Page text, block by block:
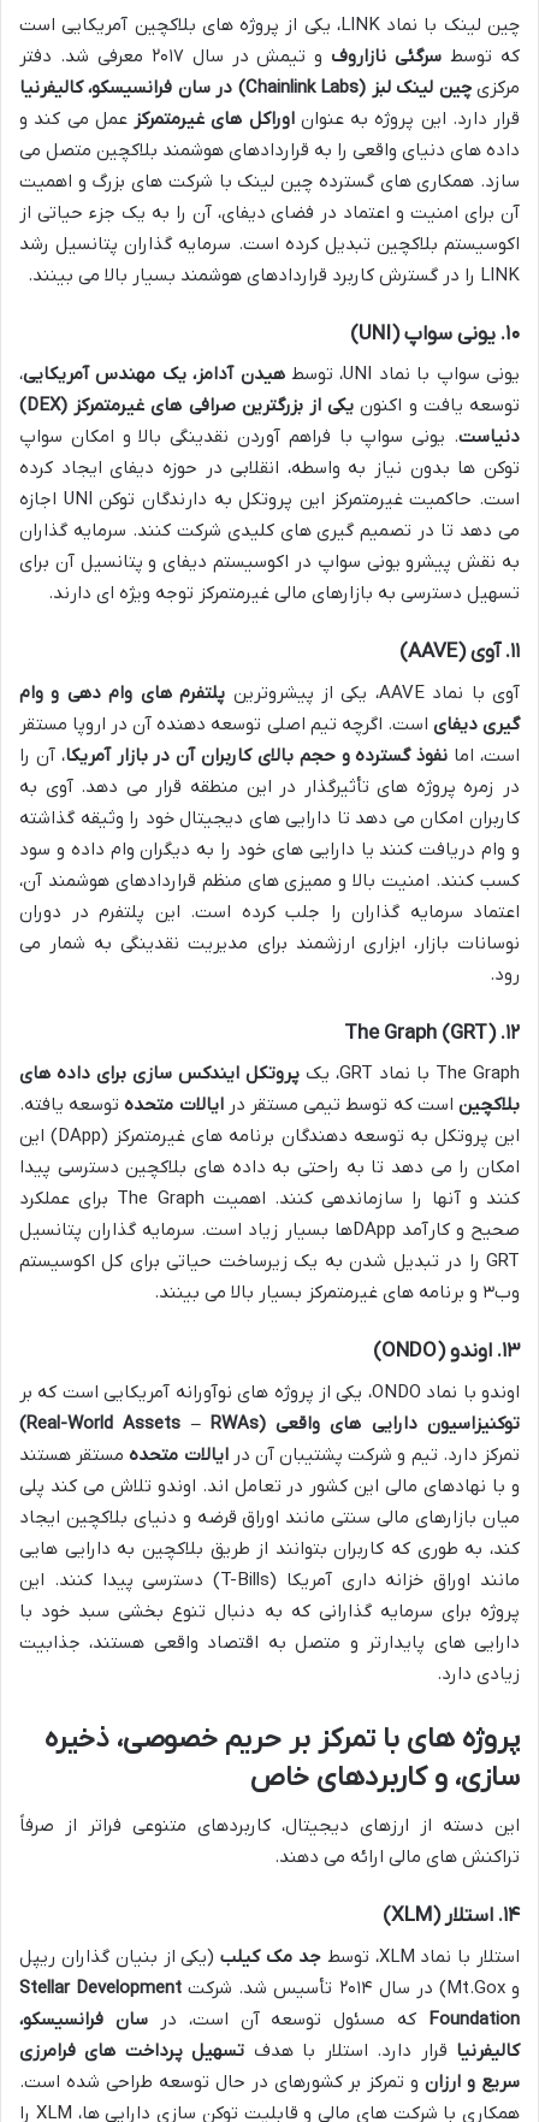
چین لینک با نماد LINK، یکی از پروژه های بلاکچین آمریکایی است
که توسط سرگئی نازاروف
و تیمش در سال ۲۰۱۷ معرفی شد. دفتر
مرکزیچین لینک لبز (Chainlink Labs) در سان فرانسیسکو، کالیفرنیا
قرار دارد. این پروژه به عنواناوراکل های غیرمتمرکز عمل می کند و
داده های دنیای واقعی را به قراردادهای هوشمند بلاکچین متصل می
سازد. همکاری های گسترده چین لینک با شرکت های بزرگ و اهمیت
آن برای امنیت و اعتماد در فضای دیفای، آن را به یک جزء حیاتی از
اکوسیستم بلاکچین تبدیل کرده است. سرمایه گذاران پتانسیل رشد
LINK را در گسترش کاربرد قراردادهای هوشمند بسیار بالا می بینند.
۱۰. یونی سواپ (UNI)
یونی سواپ با نماد UNI، توسط هیدن آدامز، یک مهندس آمریکایی،
توسعه یافت و اکنون
یکی از بزرگترین صرافی های غیرمتمرکز (DEX)
دنیاست. یونی سواپ با فراهم آوردن نقدینگی بالا و امکان سواپ
توکن ها بدون نیاز به واسطه، انقلابی در حوزه دیفای ایجاد کرده
است. حاکمیت غیرمتمرکز این پروتکل به دارندگان توکن UNI اجازه
می دهد تا در تصمیم گیری های کلیدی شرکت کنند. سرمایه گذاران
به نقش پیشرو یونی سواپ در اکوسیستم دیفای و پتانسیل آن برای
تسهیل دسترسی به بازارهای مالی غیرمتمرکز توجه ویژه ای دارند.
۱۱. آوی (AAVE)
آوی با نماد AAVE، یکی از پیشروترین
پلتفرم های وام دهی و وام
گیری دیفای است. اگرچه تیم اصلی توسعه دهنده آن در اروپا مستقر
است، اما نفوذ گسترده و حجم بالای کاربران آن در بازار آمریکا، آن را
در زمره پروژه های تأثیرگذار در این منطقه قرار می دهد. آوی به
کاربران امکان می دهد تا دارایی های دیجیتال خود را وثیقه گذاشته
و وام دریافت کنند یا دارایی های خود را به دیگران وام داده و سود
کسب کنند. امنیت بالا و ممیزی های منظم قراردادهای هوشمند آن،
اعتماد سرمایه گذاران را جلب کرده است. این پلتفرم در دوران
نوسانات بازار، ابزاری ارزشمند برای مدیریت نقدینگی به شمار می
رود.
۱۲. The Graph (GRT)
The Graph با نماد GRT، یک
پروتکل ایندکس سازی برای داده های
بلاکچیناست که توسط تیمی مستقر درایالات متحدهتوسعه یافته.
این پروتکل به توسعه دهندگان برنامه های غیرمتمرکز (DApp) این
امکان را می دهد تا به راحتی به داده های بلاکچین دسترسی پیدا
کنند و آنها را سازماندهی کنند. اهمیت The Graph برای عملکرد
صحیح و کارآمد DAppها بسیار زیاد است. سرمایه گذاران پتانسیل
GRT را در تبدیل شدن به یک زیرساخت حیاتی برای کل اکوسیستم
وب۳ و برنامه های غیرمتمرکز بسیار بالا می بینند.
۱۳. اوندو (ONDO)
اوندو با نماد ONDO، یکی از پروژه های نوآورانه آمریکایی است که بر
توکنیزاسیون دارایی های واقعی (Real-World Assets – RWAs)
تمرکز دارد. تیم و شرکت پشتیبان آن درایالات متحدهمستقر هستند
و با نهادهای مالی این کشور در تعامل اند. اوندو تلاش می کند پلی
میان بازارهای مالی سنتی مانند اوراق قرضه و دنیای بلاکچین ایجاد
کند، به طوری که کاربران بتوانند از طریق بلاکچین به دارایی هایی
مانند اوراق خزانه داری آمریکا (T-Bills) دسترسی پیدا کنند. این
پروژه برای سرمایه گذارانی که به دنبال تنوع بخشی سبد خود با
دارایی های پایدارتر و متصل به اقتصاد واقعی هستند، جذابیت
زیادی دارد.
پروژه های با تمرکز بر حریم خصوصی، ذخیره
سازی، و کاربردهای خاص
این دسته از ارزهای دیجیتال، کاربردهای متنوعی فراتر از صرفاً
تراکنش های مالی ارائه می دهند.
۱۴. استلار (XLM)
استلار با نماد XLM، توسط جد مک کیلب(یکی از بنیان گذاران ریپل
و Mt.Gox) در سال ۲۰۱۴ تأسیس شد. شرکت
Stellar Development
Foundation که مسئول توسعه آن است، درسان فرانسیسکو،
کالیفرنیا قرار دارد. استلار با هدف تسهیل پرداخت های فرامرزی
سریع و ارزانو تمرکز بر کشورهای در حال توسعه طراحی شده است.
همکاری با شرکت های مالی و قابلیت توکن سازی دارایی ها، XLM را